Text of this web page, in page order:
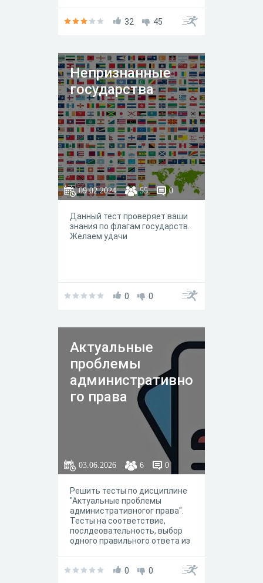
32 45
Непризнанные
государства
09.02.2024 55 0
Данный тест проверяет ваши
знания по флагам государств.
Желаем удачи
0 0
Актуальные
проблемы
административно
го права
03.06.2026 6 0
Решить тесты по дисциплине
"Актуальные проблемы
административногог права".
Тесты на соответствие,
послдеовательность, выбор
одного правильного ответа из
нескольких
0 0